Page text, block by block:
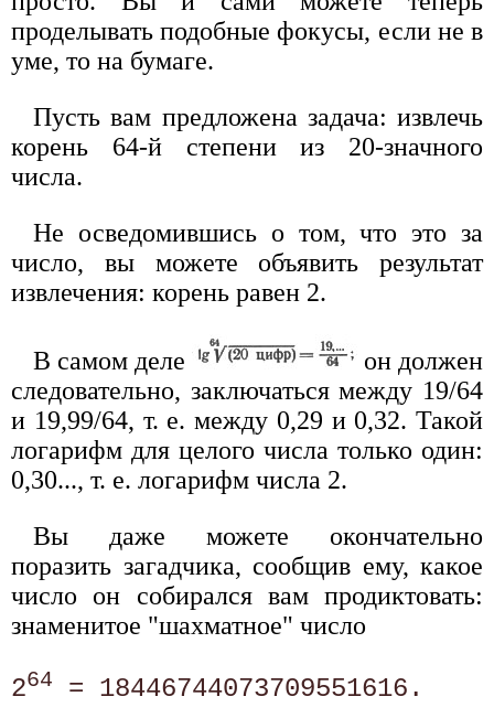
проделывать подобные фокусы, если не в
уме, то на бумаге.
Пусть вам предложена задача: извлечь
корень 64-й степени из 20-значного
числа.
Не осведомившись о том, что это за
число, вы можете объявить результат
извлечения: корень равен 2.
В самом деле
он должен
следовательно, заключаться между 19/64
и 19,99/64, т. е. между 0,29 и 0,32. Такой
логарифм для целого числа только один:
0,30..., т. е. логарифм числа 2.
Вы даже можете окончательно
поразить загадчика, сообщив ему, какое
число он собирался вам продиктовать:
знаменитое "шахматное" число
264